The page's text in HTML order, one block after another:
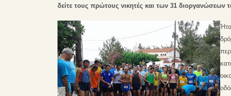
δείτε τους πρώτους νικητές και των 31 διοργανώσεων